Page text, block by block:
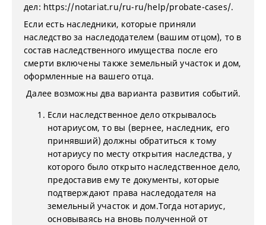
дел: https://notariat.ru/ru-ru/help/probate-cases/.
Если есть наследники, которые приняли
наследство за наследодателем (вашим отцом), то в
состав наследственного имущества после его
смерти включены также земельный участок и дом,
оформленные на вашего отца.
Далее возможны два варианта развития событий.
Если наследственное дело открывалось
нотариусом, то вы (вернее, наследник, его
принявший) должны обратиться к тому
нотариусу по месту открытия наследства, у
которого было открыто наследственное дело,
предоставив ему те документы, которые
подтверждают права наследодателя на
земельный участок и дом.Тогда нотариус,
основываясь на вновь полученной от